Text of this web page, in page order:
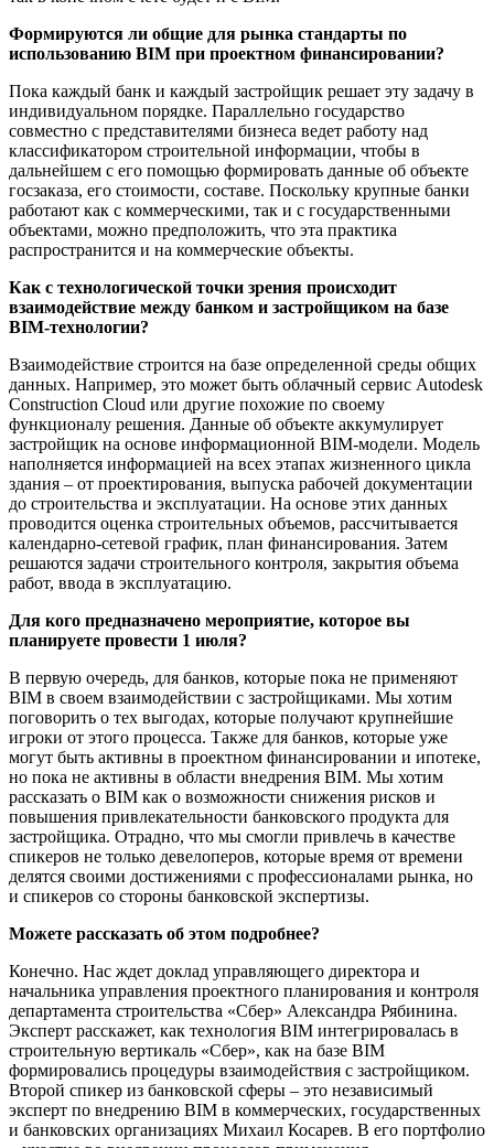
Формируются ли общие для рынка стандарты по
использованию BIM при проектном финансировании?
Пока каждый банк и каждый застройщик решает эту задачу в
индивидуальном порядке. Параллельно государство
совместно с представителями бизнеса ведет работу над
классификатором строительной информации, чтобы в
дальнейшем с его помощью формировать данные об объекте
госзаказа, его стоимости, составе. Поскольку крупные банки
работают как с коммерческими, так и с государственными
объектами, можно предположить, что эта практика
распространится и на коммерческие объекты.
Как с технологической точки зрения происходит
взаимодействие между банком и застройщиком на базе
BIM-технологии?
Взаимодействие строится на базе определенной среды общих
данных. Например, это может быть облачный сервис Autodesk
Construction Cloud или другие похожие по своему
функционалу решения. Данные об объекте аккумулирует
застройщик на основе информационной BIM-модели. Модель
наполняется информацией на всех этапах жизненного цикла
здания – от проектирования, выпуска рабочей документации
до строительства и эксплуатации. На основе этих данных
проводится оценка строительных объемов, рассчитывается
календарно-сетевой график, план финансирования. Затем
решаются задачи строительного контроля, закрытия объема
работ, ввода в эксплуатацию.
Для кого предназначено мероприятие, которое вы
планируете провести 1 июля?
В первую очередь, для банков, которые пока не применяют
BIM в своем взаимодействии с застройщиками. Мы хотим
поговорить о тех выгодах, которые получают крупнейшие
игроки от этого процесса. Также для банков, которые уже
могут быть активны в проектном финансировании и ипотеке,
но пока не активны в области внедрения BIM. Мы хотим
рассказать о BIM как о возможности снижения рисков и
повышения привлекательности банковского продукта для
застройщика. Отрадно, что мы смогли привлечь в качестве
спикеров не только девелоперов, которые время от времени
делятся своими достижениями с профессионалами рынка, но
и спикеров со стороны банковской экспертизы.
Можете рассказать об этом подробнее?
Конечно. Нас ждет доклад управляющего директора и
начальника управления проектного планирования и контроля
департамента строительства «Сбер» Александра Рябинина.
Эксперт расскажет, как технология BIM интегрировалась в
строительную вертикаль «Сбер», как на базе BIM
формировались процедуры взаимодействия с застройщиком.
Второй спикер из банковской сферы – это независимый
эксперт по внедрению BIM в коммерческих, государственных
и банковских организациях Михаил Косарев. В его портфолио